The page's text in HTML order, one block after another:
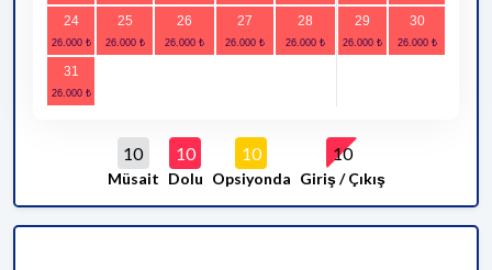
24 25 26 27 28 29 30
31
10
Müsait
10
Dolu
10
Opsiyonda
10
Giriş / Çıkış